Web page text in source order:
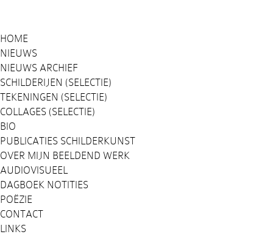
HOME
NIEUWS
NIEUWS ARCHIEF
SCHILDERIJEN (SELECTIE)
TEKENINGEN (SELECTIE)
COLLAGES (SELECTIE)
BIO
PUBLICATIES SCHILDERKUNST
OVER MIJN BEELDEND WERK
AUDIOVISUEEL
DAGBOEK NOTITIES
POËZIE
CONTACT
LINKS